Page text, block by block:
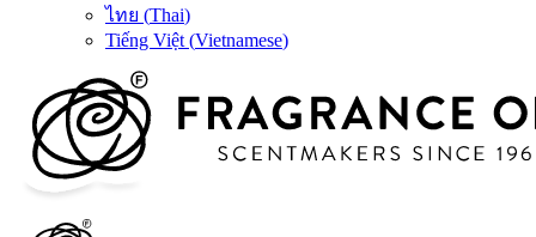
ไทย (Thai)
Tiếng Việt (Vietnamese)